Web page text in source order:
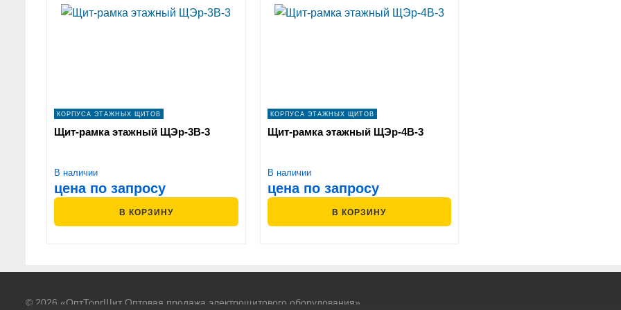
КОРПУСА ЭТАЖНЫХ ЩИТОВ
Щит-рамка этажный ЩЭр-3В-3
В наличии
цена по запросу
В КОРЗИНУ
КОРПУСА ЭТАЖНЫХ ЩИТОВ
Щит-рамка этажный ЩЭр-4В-3
В наличии
цена по запросу
В КОРЗИНУ
© 2026 «ОптТоргЩит Оптовая продажа электрощитового оборудования»